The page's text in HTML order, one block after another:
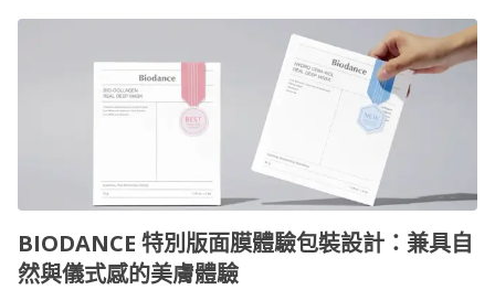
BIODANCE 特別版面膜體驗包裝設計：兼具自
然與儀式感的美膚體驗